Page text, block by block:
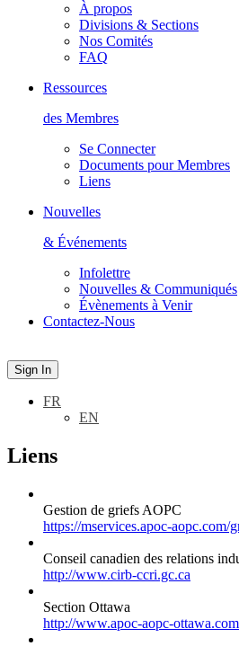
À propos
Divisions & Sections
Nos Comités
FAQ
Ressources
des Membres
Se Connecter
Documents pour Membres
Liens
Nouvelles
& Événements
Infolettre
Nouvelles & Communiqués
Évènements à Venir
Contactez-Nous
Sign In
FR
EN
Liens
Gestion de griefs AOPC
https://mservices.apoc-aopc.com/
Conseil canadien des relations
http://www.cirb-ccri.gc.ca
Section Ottawa
http://www.apoc-aopc-ottawa.com